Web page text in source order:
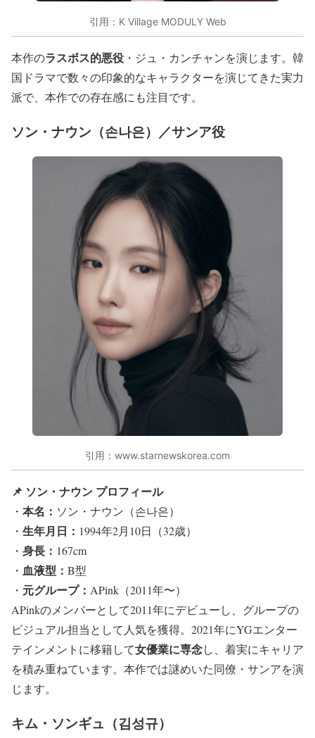
引用：K Village MODULY Web
本作のラスボス的悪役 ・ジュ・カンチャンを演じます。韓
国ドラマで数々の印象的なキャラクターを演じてきた実力
派で、本作での存在感にも注目です。
ソン・ナウン（손나은）／サンア役
引用：www.starnewskorea.com
📌 ソン・ナウン プロフィール
・ 本名： ソン・ナウン（손나은）
・ 生年月日： 1994年2月10日（32歳）
・ 身長： 167cm
・ 血液型： B型
・ 元グループ： APink（2011年〜）
APinkのメンバーとして2011年にデビューし、グループの
ビジュアル担当として人気を獲得。2021年にYGエンター
テインメントに移籍して女優業に専念し、着実にキャリア
を積み重ねています。本作では謎めいた同僚・サンアを演
じます。
キム・ソンギュ（김성규）